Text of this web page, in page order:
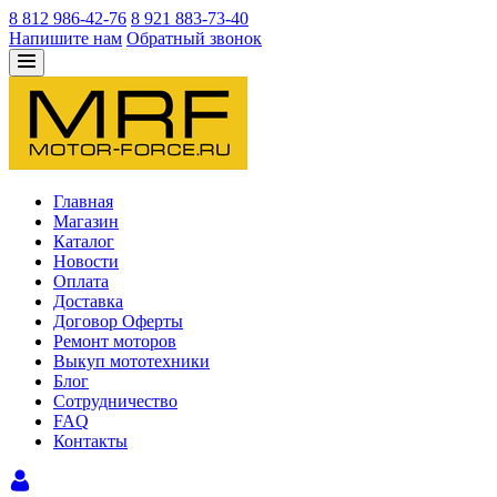
8 812 986-42-76 8 921 883-73-40
Напишите нам Обратный звонок
Главная
Магазин
Каталог
Новости
Оплата
Доставка
Договор Оферты
Ремонт моторов
Выкуп мототехники
Блог
Сотрудничество
FAQ
Контакты